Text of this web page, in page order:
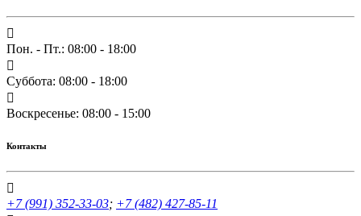
Пон. - Пт.: 08:00 - 18:00
Суббота: 08:00 - 18:00
Воскресенье: 08:00 - 15:00
Контакты
+7 (991) 352-33-03; +7 (482) 427-85-11